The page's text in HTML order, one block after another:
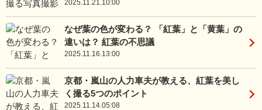
2025.11.21.10:00
なぜ葉の色が変わる？ 「紅葉」と「黄葉」の
違いは？ 紅葉の不思議
2025.11.16.13:00
京都・嵐山の人力車夫が教える、紅葉を美し
く撮る5つのポイント
2025.11.14.05:08